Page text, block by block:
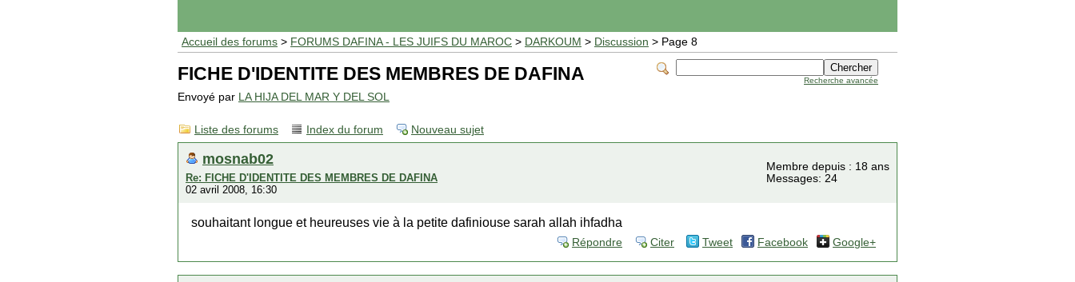
Accueil des forums > FORUMS DAFINA - LES JUIFS DU MAROC > DARKOUM > Discussion > Page 8
Recherche avancée
FICHE D'IDENTITE DES MEMBRES DE DAFINA
Envoyé par LA HIJA DEL MAR Y DEL SOL
Liste des forums Index du forum Nouveau sujet
mosnab02
Re: FICHE D'IDENTITE DES MEMBRES DE DAFINA
02 avril 2008, 16:30
Membre depuis : 18 ans
Messages: 24
souhaitant longue et heureuses vie à la petite dafiniouse sarah allah ihfadha
Répondre Citer Tweet Facebook Google+